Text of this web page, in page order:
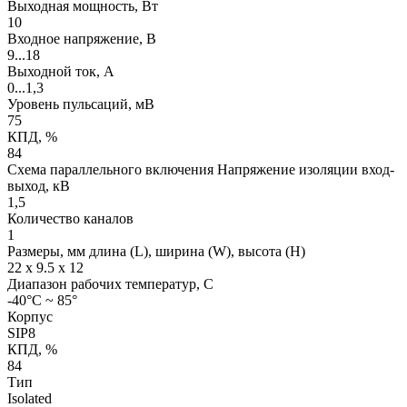
Выходная мощность, Вт
10
Входное напряжение, В
9...18
Выходной ток, А
0...1,3
Уровень пульсаций, мВ
75
КПД, %
84
Схема параллельного включения Напряжение изоляции вход-
выход, кВ
1,5
Количество каналов
1
Размеры, мм длина (L), ширина (W), высота (H)
22 x 9.5 x 12
Диапазон рабочих температур, С
-40°C ~ 85°
Корпус
SIP8
КПД, %
84
Тип
Isolated